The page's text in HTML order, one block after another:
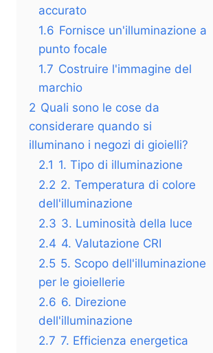
accurato
1.6 Fornisce un'illuminazione a
punto focale
1.7 Costruire l'immagine del
marchio
2 Quali sono le cose da
considerare quando si
illuminano i negozi di gioielli?
2.1 1. Tipo di illuminazione
2.2 2. Temperatura di colore
dell'illuminazione
2.3 3. Luminosità della luce
2.4 4. Valutazione CRI
2.5 5. Scopo dell'illuminazione
per le gioiellerie
2.6 6. Direzione
dell'illuminazione
2.7 7. Efficienza energetica